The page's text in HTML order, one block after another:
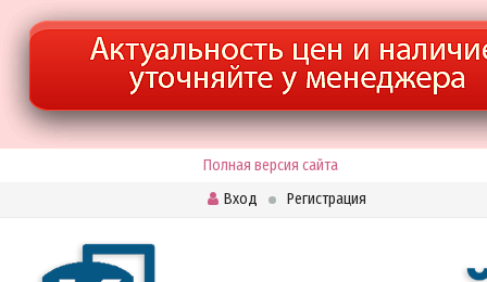
Полная версия сайта
Вход
Регистрация